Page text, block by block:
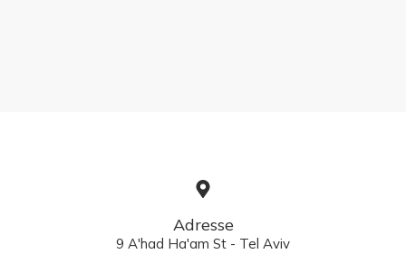
Adresse
9 A'had Ha'am St - Tel Aviv